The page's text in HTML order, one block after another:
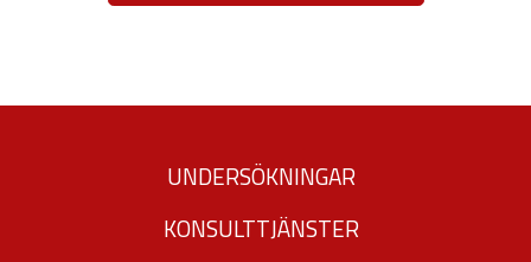
UNDERSÖKNINGAR
KONSULTTJÄNSTER
de här
kakorna